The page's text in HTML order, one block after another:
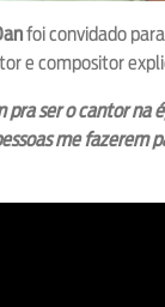
foi convidado
e compositor
pra ser o cantor
me fazerem